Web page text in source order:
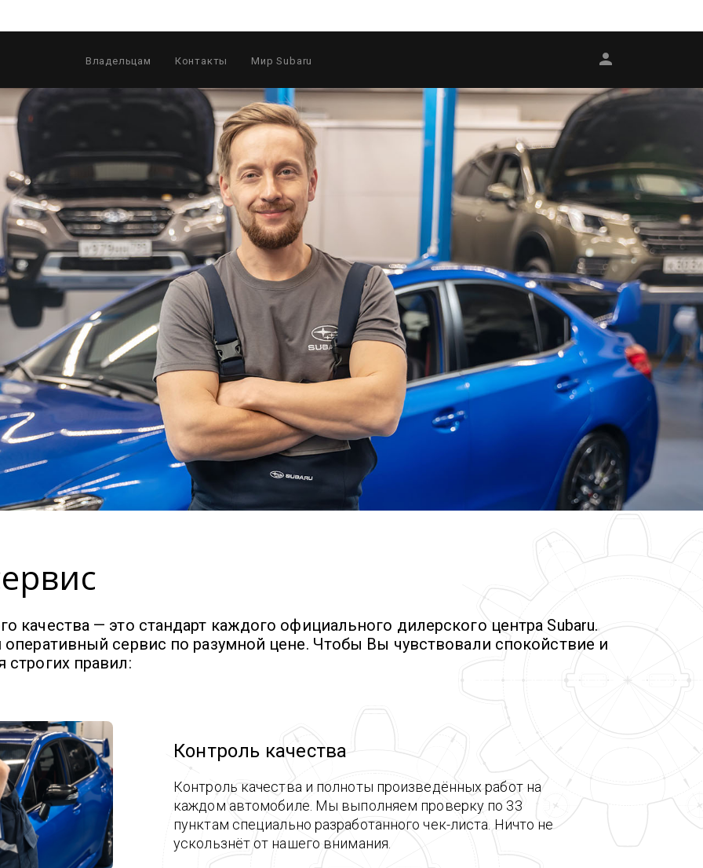
Владельцам Контакты Мир Subaru
качества — это стандарт каждого официального дилерского центра Subaru.
сервис по разумной цене. Чтобы Вы чувствовали спокойствие и
строгих правил:
Контроль качества
Контроль качества и полноты произведённых работ на
каждом автомобиле. Мы выполняем проверку по 33
пунктам специально разработанного чек-листа. Ничто не
ускользнёт от нашего внимания.